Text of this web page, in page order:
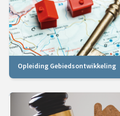
Opleiding Gebiedsontwikkeling